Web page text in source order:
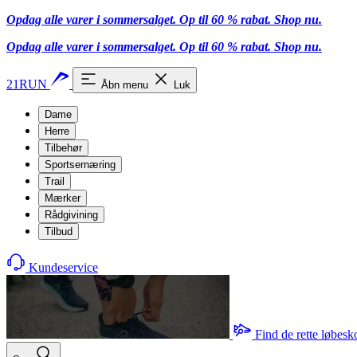
Opdag alle varer i sommersalget. Op til 60 % rabat. Shop nu.
Opdag alle varer i sommersalget. Op til 60 % rabat. Shop nu.
21RUN Åbn menu Luk
Dame
Herre
Tilbehør
Sportsernæring
Trail
Mærker
Rådgivining
Tilbud
Kundeservice
Find de rette